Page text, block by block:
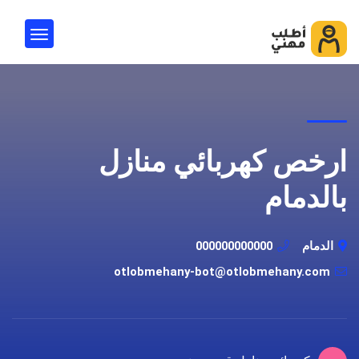
ارخص كهربائي منازل
بالدمام
الدمام
000000000000
otlobmehany-bot@otlobmehany.com